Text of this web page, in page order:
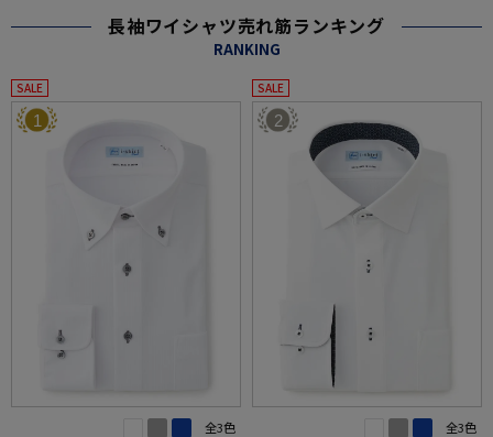
長袖ワイシャツ売れ筋ランキング
RANKING
SALE
1
全3色
SALE
2
全3色